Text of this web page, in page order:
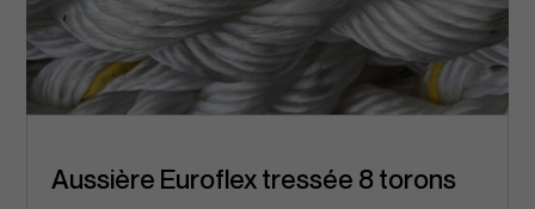
Aussière Euroflex tressée 8 torons